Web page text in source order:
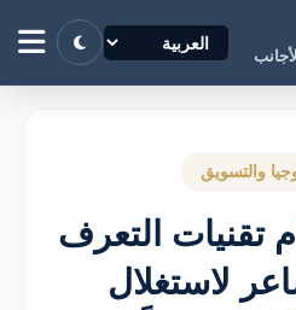
والتسويق
تقنيات التعرف
لاستغلال